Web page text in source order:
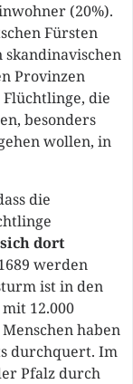
(20%).
Fürsten
Provinzen
die
besonders
wollen, in
die
dort
werden
ist in den
12.000
haben
durchquert. Im
Pfalz durch